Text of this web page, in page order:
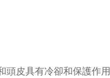
皮具有冷卻和保護作